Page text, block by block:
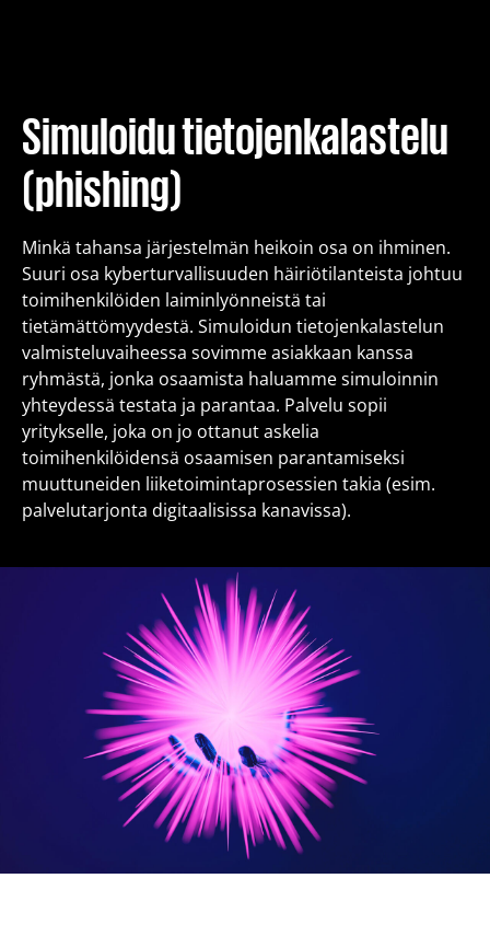
Pakettiratkaisut
Meistä
Kirjoitukset
Yhteystiedot
Est Eng Fin
Simuloidu tietojenkalastelu
(phishing)
Minkä tahansa järjestelmän heikoin osa on ihminen.
Suuri osa kyberturvallisuuden häiriötilanteista johtuu
toimihenkilöiden laiminlyönneistä tai
tietämättömyydestä. Simuloidun tietojenkalastelun
valmisteluvaiheessa sovimme asiakkaan kanssa
ryhmästä, jonka osaamista haluamme simuloinnin
yhteydessä testata ja parantaa. Palvelu sopii
yritykselle, joka on jo ottanut askelia
toimihenkilöidensä osaamisen parantamiseksi
muuttuneiden liiketoimintaprosessien takia (esim.
palvelutarjonta digitaalisissa kanavissa).